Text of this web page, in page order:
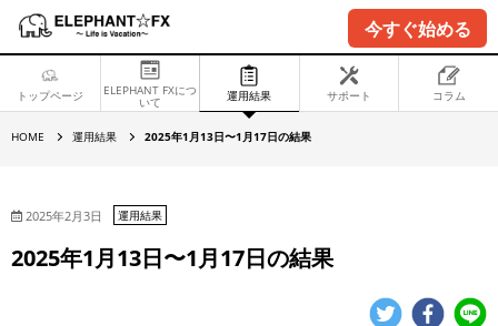
今すぐ始める
トップページ ELEPHANT FXにつ
いて 運用結果 サポート コラム
HOME
1
3
運用結果 2025年1月13日〜1月17日の結果
2025年2月3日 運用結果
2025年1月13日〜1月17日の結果